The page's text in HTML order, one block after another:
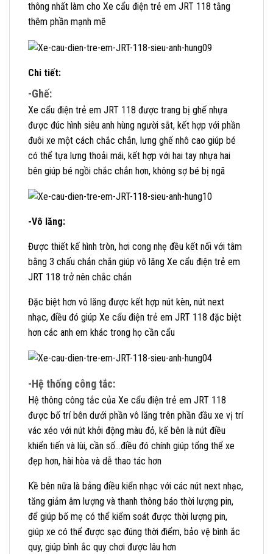
thông nhất làm cho Xe cẩu điện trẻ em JRT 118 tằng
thêm phần mạnh mẽ
Chi tiết:
-Ghế:
Xe cẩu điện trẻ em JRT 118 được trang bị ghế nhựa
được đúc hình siêu anh hùng người sắt, kết hợp với phần
đuôi xe một cách chắc chắn, lưng ghế nhô cao giúp bé
có thể tựa lưng thoải mái, kết hợp với hai tay nhựa hai
bên giúp bé ngồi chắc chắn hơn, không sợ bé bị ngã
-Vô lăng:
Được thiết kế hình tròn, hơi cong nhẹ đều kết nối với tâm
bằng 3 chấu chắn chắn giúp vô lăng Xe cẩu điện trẻ em
JRT 118 trở nên chắc chắn
Đặc biệt hơn vô lăng được kết hợp nút kèn, nút next
nhạc, điều đó giúp Xe cẩu điện trẻ em JRT 118 đặc biệt
hơn các anh em khác trong họ cần cẩu
-Hệ thống công tắc:
Hệ thông công tắc của Xe cẩu điện trẻ em JRT 118
được bố trí bên dưới phần vô lăng trên phần đầu xe vị trí
vác xéo với nút khởi động màu đỏ, kế bên là nút điều
khiển tiến và lùi, cần số…điều đó chính giúp tổng thể xe
đẹp hơn, hài hòa và dễ thao tác hơn
Kề bên nữa là bảng điều kiển nhạc với các nút next nhạc,
tăng giảm âm lượng và thanh thông báo thời lượng pin,
để giúp bố mẹ có thể kiểm soát được thời lượng pin,
giúp xe có thể được sạc đúng thời điểm, bảo vệ bình ắc
quy, giúp bình ắc quy chơi được lâu hơn